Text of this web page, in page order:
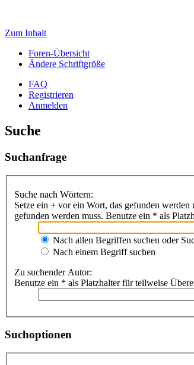
Zum Inhalt
Foren-Übersicht
Ändere Schriftgröße
FAQ
Registrieren
Anmelden
Suche
Suchanfrage
Suche nach Wörtern:
Setze ein + vor ein Wort, das gefunden werden
gefunden werden muss. Benutze ein * als
Nach allen Begriffen suchen oder
Nach einem Begriff suchen
Zu suchender Autor:
Benutze ein * als Platzhalter für teilweise
Suchoptionen